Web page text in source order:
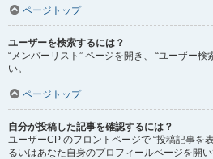
ページトップ
ユーザーを検索するには？
“メンバーリスト” ページを開き、 “ユーザー検
い。
ページトップ
自分が投稿した記事を確認するには？
ユーザーCP のフロントページで “投稿記事を
るいはあなた自身のプロフィールページを開